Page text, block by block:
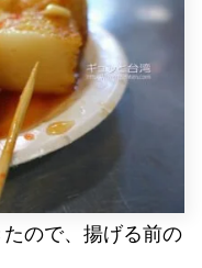
ので、揚げる前の